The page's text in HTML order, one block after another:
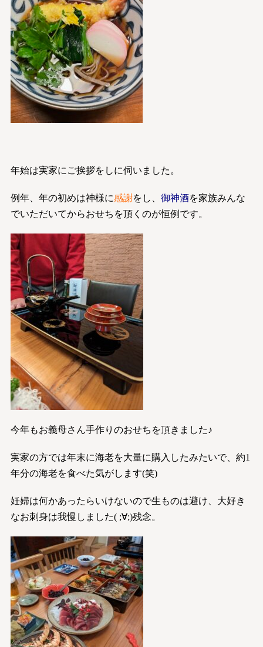
年始は実家にご挨拶をしに伺いました。
例年、年の初めは神様に感謝をし、 御神酒を家族みんな
でいただいてからおせちを頂くのが恒例です。
今年もお義母さん手作りのおせちを頂きました♪
実家の方では年末に海老を大量に購入したみたいで、約1
年分の海老を食べた気がします(笑)
妊婦は何かあったらいけないので生ものは避け、大好き
なお刺身は我慢しました( ;∀;)残念。